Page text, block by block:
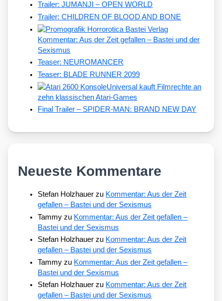
Trailer: JUMANJI – OPEN WORLD
Trailer: CHILDREN OF BLOOD AND BONE
Kommentar: Aus der Zeit gefallen – Bastei und der
Sexismus
Teaser: NEUROMANCER
Teaser: BLADE RUNNER 2099
Universal kauft Filmrechte an
zehn klassischen Atari-Games
Final Trailer – SPIDER-MAN: BRAND NEW DAY
Neueste Kommentare
Stefan Holzhauer zu Kommentar: Aus der Zeit
gefallen – Bastei und der Sexismus
Tammy zu Kommentar: Aus der Zeit gefallen –
Bastei und der Sexismus
Stefan Holzhauer zu Kommentar: Aus der Zeit
gefallen – Bastei und der Sexismus
Tammy zu Kommentar: Aus der Zeit gefallen –
Bastei und der Sexismus
Stefan Holzhauer zu Kommentar: Aus der Zeit
gefallen – Bastei und der Sexismus